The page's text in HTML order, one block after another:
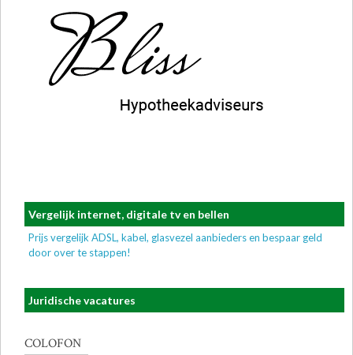
Vergelijk internet, digitale tv en bellen
Prijs vergelijk ADSL, kabel, glasvezel aanbieders en bespaar geld
door over te stappen!
Juridische vacatures
COLOFON